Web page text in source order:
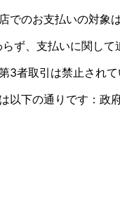
のお支払いの対象
ず、支払いに関して
3者取引は禁止されて
以下の通りです